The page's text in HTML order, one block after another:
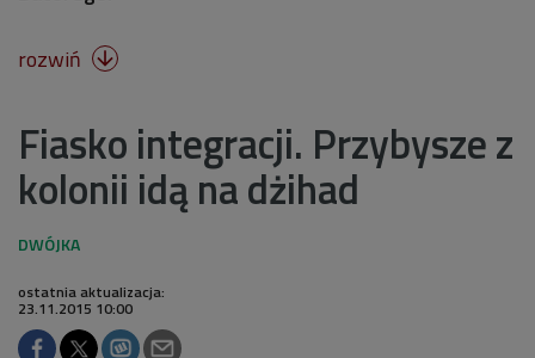
rozwiń 
Fiasko integracji. Przybysze z
kolonii idą na dżihad
ostatnia aktualizacja:
23.11.2015 10:00